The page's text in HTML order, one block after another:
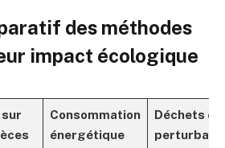
des méthodes
impact écologique
Consommation
énergétique
Déchets et